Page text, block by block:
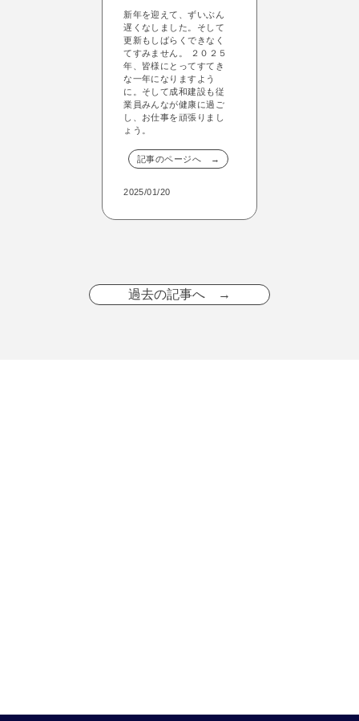
新年を迎えて、ずいぶん
遅くなしました。そして
更新もしばらくできなく
てすみません。 ２０２５
年、皆様にとってすてき
な一年になりますよう
に。そして成和建設も従
業員みんなが健康に過ご
し、お仕事を頑張りまし
ょう。
記事のページへ →
2025/01/20
過去の記事へ →